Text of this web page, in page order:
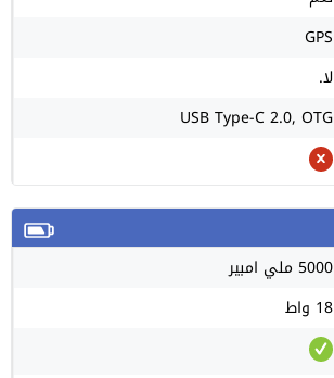
GPS
لا.
USB Type-C 2.0, OTG
5000 ملي امبير
18 واط